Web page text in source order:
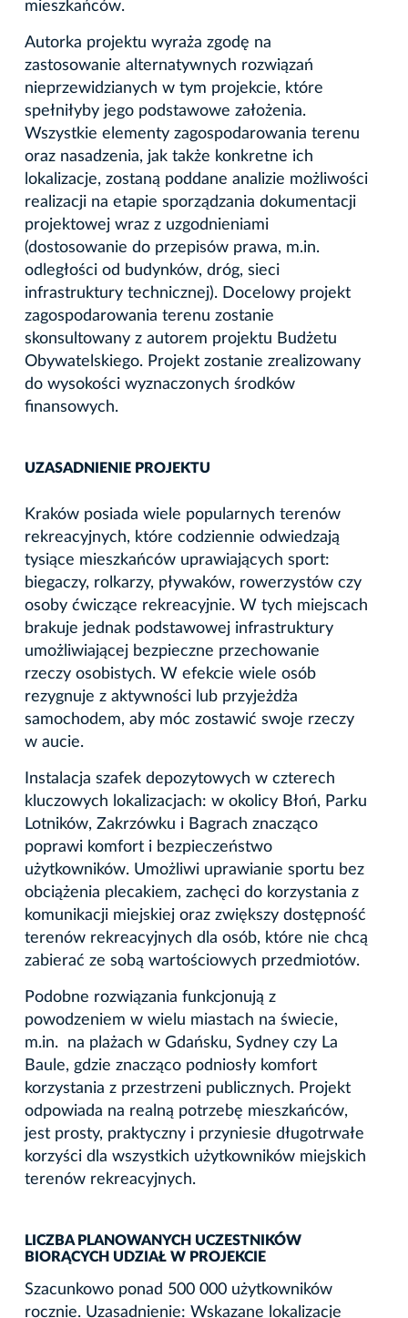
mieszkańców.
Autorka projektu wyraża zgodę na
zastosowanie alternatywnych rozwiązań
nieprzewidzianych w tym projekcie, które
spełniłyby jego podstawowe założenia.
Wszystkie elementy zagospodarowania terenu
oraz nasadzenia, jak także konkretne ich
lokalizacje, zostaną poddane analizie możliwości
realizacji na etapie sporządzania dokumentacji
projektowej wraz z uzgodnieniami
(dostosowanie do przepisów prawa, m.in.
odległości od budynków, dróg, sieci
infrastruktury technicznej). Docelowy projekt
zagospodarowania terenu zostanie
skonsultowany z autorem projektu Budżetu
Obywatelskiego. Projekt zostanie zrealizowany
do wysokości wyznaczonych środków
finansowych.
UZASADNIENIE PROJEKTU
Kraków posiada wiele popularnych terenów
rekreacyjnych, które codziennie odwiedzają
tysiące mieszkańców uprawiających sport:
biegaczy, rolkarzy, pływaków, rowerzystów czy
osoby ćwiczące rekreacyjnie. W tych miejscach
brakuje jednak podstawowej infrastruktury
umożliwiającej bezpieczne przechowanie
rzeczy osobistych. W efekcie wiele osób
rezygnuje z aktywności lub przyjeżdża
samochodem, aby móc zostawić swoje rzeczy
w aucie.
Instalacja szafek depozytowych w czterech
kluczowych lokalizacjach: w okolicy Błoń, Parku
Lotników, Zakrzówku i Bagrach znacząco
poprawi komfort i bezpieczeństwo
użytkowników. Umożliwi uprawianie sportu bez
obciążenia plecakiem, zachęci do korzystania z
komunikacji miejskiej oraz zwiększy dostępność
terenów rekreacyjnych dla osób, które nie chcą
zabierać ze sobą wartościowych przedmiotów.
Podobne rozwiązania funkcjonują z
powodzeniem w wielu miastach na świecie,
m.in. na plażach w Gdańsku, Sydney czy La
Baule, gdzie znacząco podniosły komfort
korzystania z przestrzeni publicznych. Projekt
odpowiada na realną potrzebę mieszkańców,
jest prosty, praktyczny i przyniesie długotrwałe
korzyści dla wszystkich użytkowników miejskich
terenów rekreacyjnych.
LICZBA PLANOWANYCH UCZESTNIKÓW
BIORĄCYCH UDZIAŁ W PROJEKCIE
Szacunkowo ponad 500 000 użytkowników
rocznie. Uzasadnienie: Wskazane lokalizacje